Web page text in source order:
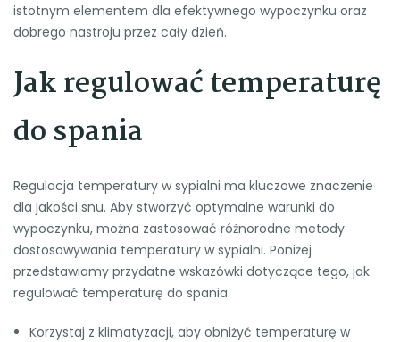
istotnym elementem dla efektywnego wypoczynku oraz
dobrego nastroju przez cały dzień.
Jak regulować temperaturę
do spania
Regulacja temperatury w sypialni ma kluczowe znaczenie
dla jakości snu. Aby stworzyć optymalne warunki do
wypoczynku, można zastosować różnorodne metody
dostosowywania temperatury w sypialni. Poniżej
przedstawiamy przydatne wskazówki dotyczące tego, jak
regulować temperaturę do spania.
Korzystaj z klimatyzacji, aby obniżyć temperaturę w